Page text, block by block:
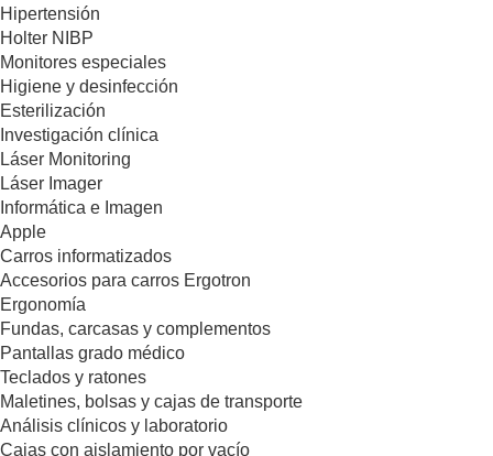
Hipertensión
Holter NIBP
Monitores especiales
Higiene y desinfección
Esterilización
Investigación clínica
Láser Monitoring
Láser Imager
Informática e Imagen
Apple
Carros informatizados
Accesorios para carros Ergotron
Ergonomía
Fundas, carcasas y complementos
Pantallas grado médico
Teclados y ratones
Maletines, bolsas y cajas de transporte
Análisis clínicos y laboratorio
Cajas con aislamiento por vacío